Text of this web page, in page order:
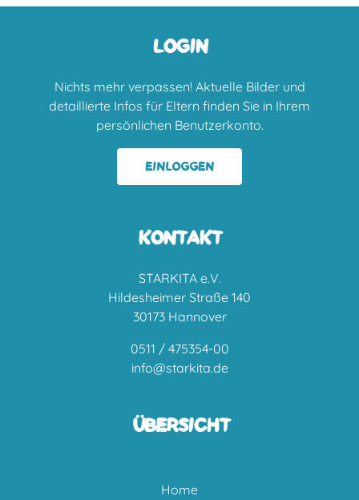
LOGIN
Nichts mehr verpassen! Aktuelle Bilder und
detaillierte Infos für Eltern finden Sie in Ihrem
persönlichen Benutzerkonto.
EINLOGGEN
KONTAKT
STARKITA e.V.
Hildesheimer Straße 140
30173 Hannover
0511 / 475354-00
info@starkita.de
ÜBERSICHT
Home